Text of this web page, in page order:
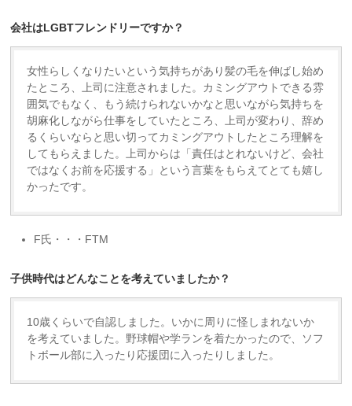
会社はLGBTフレンドリーですか？
女性らしくなりたいという気持ちがあり髪の毛を伸ばし始め
たところ、上司に注意されました。カミングアウトできる雰
囲気でもなく、もう続けられないかなと思いながら気持ちを
胡麻化しながら仕事をしていたところ、上司が変わり、辞め
るくらいならと思い切ってカミングアウトしたところ理解を
してもらえました。上司からは「責任はとれないけど、会社
ではなくお前を応援する」という言葉をもらえてとても嬉し
かったです。
F氏・・・FTM
子供時代はどんなことを考えていましたか？
10歳くらいで自認しました。いかに周りに怪しまれないか
を考えていました。野球帽や学ランを着たかったので、ソフ
トボール部に入ったり応援団に入ったりしました。